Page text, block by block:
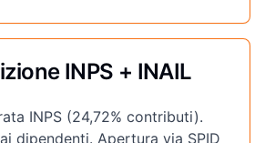
INPS + INAIL
INPS (24,72% contributi).
dipendenti. Apertura via SPID